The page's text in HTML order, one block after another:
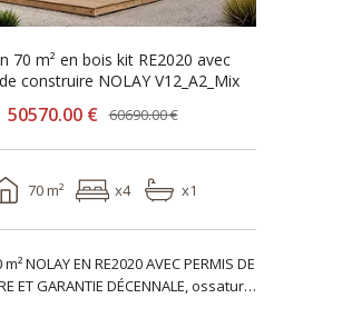
70 m² en bois kit RE2020 avec
construire NOLAY V12_A2_Mix
50570.00 € 60690.00 €
70 m² x4 x1
NOLAY EN RE2020 AVEC PERMIS DE
ET GARANTIE DÉCENNALE, ossature